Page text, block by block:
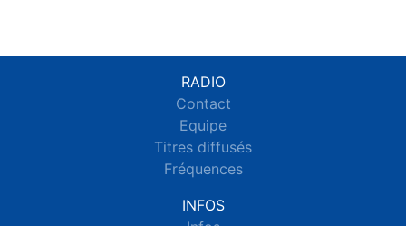
RADIO
Contact
Equipe
Titres diffusés
Fréquences
INFOS